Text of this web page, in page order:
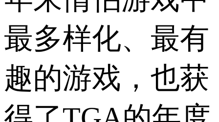
最多样化、最有
趣的游戏，也获